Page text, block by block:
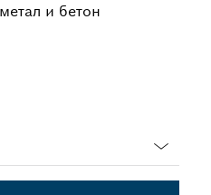
и бетон